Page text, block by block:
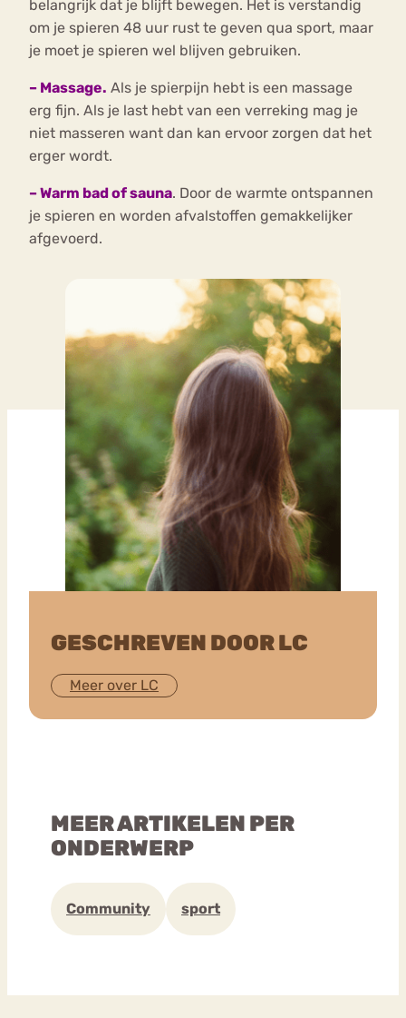
belangrijk dat je blijft bewegen. Het is verstandig
om je spieren 48 uur rust te geven qua sport, maar
je moet je spieren wel blijven gebruiken.
– Massage. Als je spierpijn hebt is een massage
erg fijn. Als je last hebt van een verreking mag je
niet masseren want dan kan ervoor zorgen dat het
erger wordt.
– Warm bad of sauna. Door de warmte ontspannen
je spieren en worden afvalstoffen gemakkelijker
afgevoerd.
GESCHREVEN DOOR LC
Meer over LC
MEER ARTIKELEN PER
ONDERWERP
Community sport